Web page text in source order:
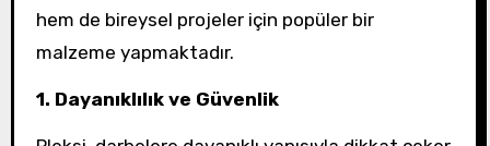
hem de bireysel projeler için popüler bir
malzeme yapmaktadır.
1. Dayanıklılık ve Güvenlik